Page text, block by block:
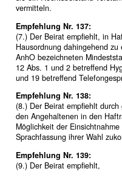
vermitteln.
Empfehlung Nr. 137:
(7.) Der Beirat empfiehlt, in
Hausordnung dahingehend
AnhO bezeichneten
12 Abs. 1 und 2 betreffend
und 19 betreffend
Empfehlung Nr. 138:
(8.) Der Beirat empfiehlt
den Angehaltenen in den
Möglichkeit der
Sprachfassung ihrer Wahl
Empfehlung Nr. 139:
(9.) Der Beirat empfiehlt,